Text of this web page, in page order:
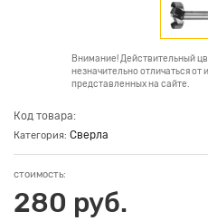
Внимание! Действительный
незначительно отличаться от
представленных на сайте.
Код товара:
Категория: Сверла
стоимость:
280 руб.